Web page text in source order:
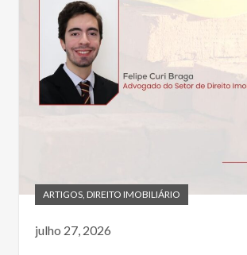
ARTIGOS, DIREITO IMOBILIÁRIO
julho 27, 2026